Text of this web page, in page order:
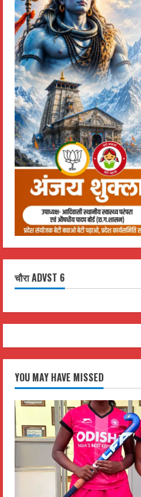
चौरा ADVST 6
YOU MAY HAVE MISSED